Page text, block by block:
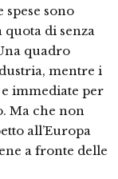
sono
di senza
quadro
mentre i
immediate per
Ma che non
all’Europa
a fronte delle